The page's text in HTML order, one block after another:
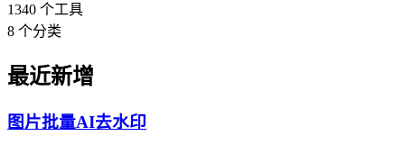
1340 个工具
8 个分类
最近新增
图片批量AI去水印